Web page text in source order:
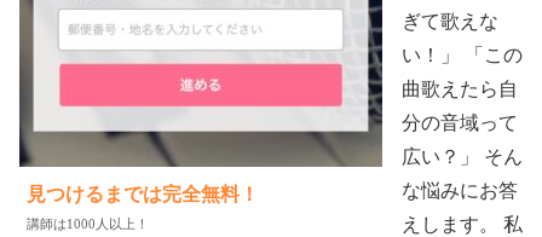
見つけるまでは完全無料！
講師は1000人以上！
ぎて歌えな
い！」 「この
曲歌えたら自
分の音域って
広い？」 そん
な悩みにお答
えします。 私